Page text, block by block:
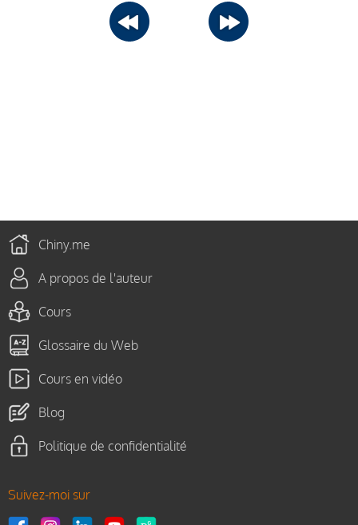
Chiny.me
A propos de l'auteur
Cours
Glossaire du Web
Cours en vidéo
Blog
Politique de confidentialité
Suivez-moi sur